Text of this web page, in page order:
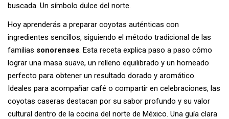
buscada. Un símbolo dulce del norte.
Hoy aprenderás a preparar coyotas auténticas con
ingredientes sencillos, siguiendo el método tradicional de las
familias sonorenses. Esta receta explica paso a paso cómo
lograr una masa suave, un relleno equilibrado y un horneado
perfecto para obtener un resultado dorado y aromático.
Ideales para acompañar café o compartir en celebraciones, las
coyotas caseras destacan por su sabor profundo y su valor
cultural dentro de la cocina del norte de México. Una guía clara